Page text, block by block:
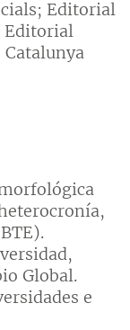
Editorial
Editorial
Global.
e